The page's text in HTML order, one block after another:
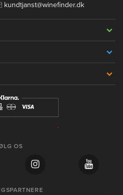
kundtjanst@winefinder.dk
OS